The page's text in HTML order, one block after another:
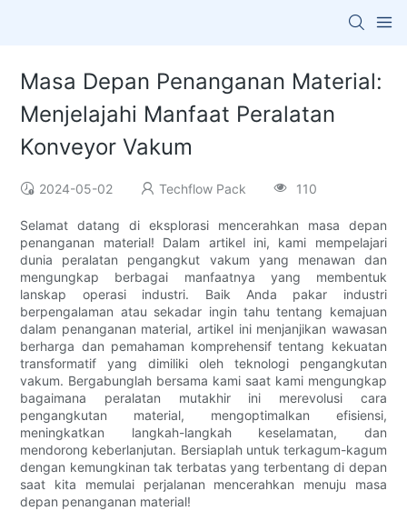
Masa Depan Penanganan Material:
Menjelajahi Manfaat Peralatan
Konveyor Vakum
2024-05-02 Techflow Pack 110
Selamat datang di eksplorasi mencerahkan masa depan
penanganan material! Dalam artikel ini, kami mempelajari
dunia peralatan pengangkut vakum yang menawan dan
mengungkap berbagai manfaatnya yang membentuk
lanskap operasi industri. Baik Anda pakar industri
berpengalaman atau sekadar ingin tahu tentang kemajuan
dalam penanganan material, artikel ini menjanjikan wawasan
berharga dan pemahaman komprehensif tentang kekuatan
transformatif yang dimiliki oleh teknologi pengangkutan
vakum. Bergabunglah bersama kami saat kami mengungkap
bagaimana peralatan mutakhir ini merevolusi cara
pengangkutan material, mengoptimalkan efisiensi,
meningkatkan langkah-langkah keselamatan, dan
mendorong keberlanjutan. Bersiaplah untuk terkagum-kagum
dengan kemungkinan tak terbatas yang terbentang di depan
saat kita memulai perjalanan mencerahkan menuju masa
depan penanganan material!